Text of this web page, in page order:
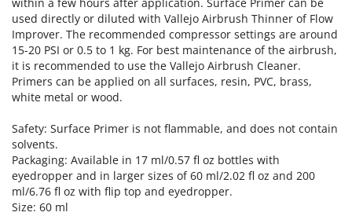
used directly or diluted with Vallejo Airbrush Thinner of Flow
Improver. The recommended compressor settings are around
15-20 PSI or 0.5 to 1 kg. For best maintenance of the airbrush,
it is recommended to use the Vallejo Airbrush Cleaner.
Primers can be applied on all surfaces, resin, PVC, brass,
white metal or wood.
Safety: Surface Primer is not flammable, and does not contain
solvents.
Packaging: Available in 17 ml/0.57 fl oz bottles with
eyedropper and in larger sizes of 60 ml/2.02 fl oz and 200
ml/6.76 fl oz with flip top and eyedropper.
Size: 60 ml